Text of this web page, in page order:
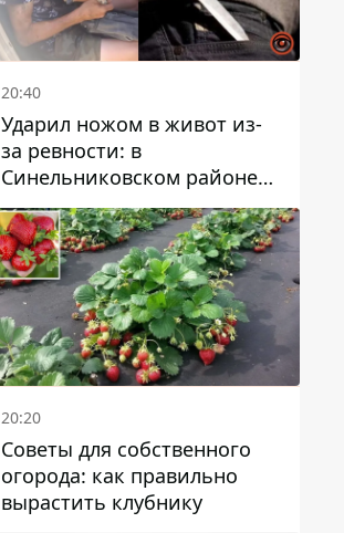
20:40
Ударил ножом в живот из-
за ревности: в
Синельниковском районе
задержали 49-летнего
мужчину за убийство
20:20
Советы для собственного
огорода: как правильно
вырастить клубнику